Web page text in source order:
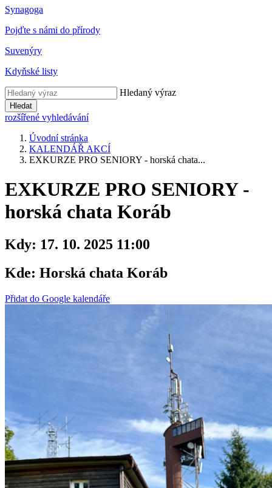
Synagoga
Pojďte s námi do přírody
Suvenýry
Kdyňské listy
Hledaný výraz
Hledat
rozšířené vyhledávání
Úvodní stránka
KALENDÁŘ AKCÍ
EXKURZE PRO SENIORY - horská chata...
EXKURZE PRO SENIORY -
horská chata Koráb
Kdy: 17. 10. 2025 11:00
Kde: Horská chata Koráb
Přidat do Google kalendáře